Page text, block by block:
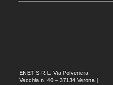
ENET S.R.L. Via Polveriera
Vecchia n. 40 – 37134 Verona |